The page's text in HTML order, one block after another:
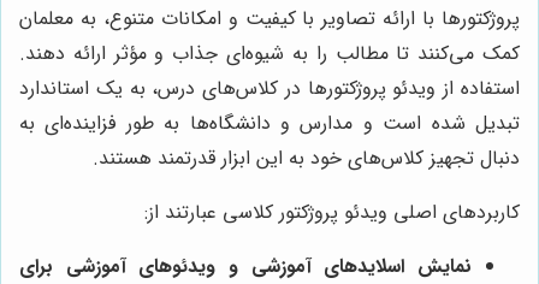
پروژکتورها با ارائه تصاویر با کیفیت و امکانات متنوع، به معلمان
کمک می‌کنند تا مطالب را به شیوه‌ای جذاب و مؤثر ارائه دهند.
استفاده از ویدئو پروژکتورها در کلاس‌های درس، به یک استاندارد
تبدیل شده است و مدارس و دانشگاه‌ها به طور فزاینده‌ای به
دنبال تجهیز کلاس‌های خود به این ابزار قدرتمند هستند.
کاربردهای اصلی ویدئو پروژکتور کلاسی عبارتند از:
نمایش اسلایدهای آموزشی و ویدئوهای آموزشی برای